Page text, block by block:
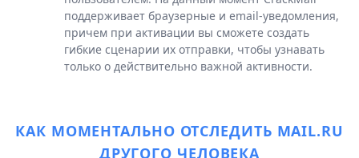
поддерживает браузерные и email-уведомления,
причем при активации вы сможете создать
гибкие сценарии их отправки, чтобы узнавать
только о действительно важной активности.
КАК МОМЕНТАЛЬНО ОТСЛЕДИТЬ MAIL.RU
ДРУГОГО ЧЕЛОВЕКА